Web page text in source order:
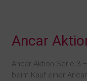
Ancar
Ancar Aktion Serie 3
beim Kauf einer